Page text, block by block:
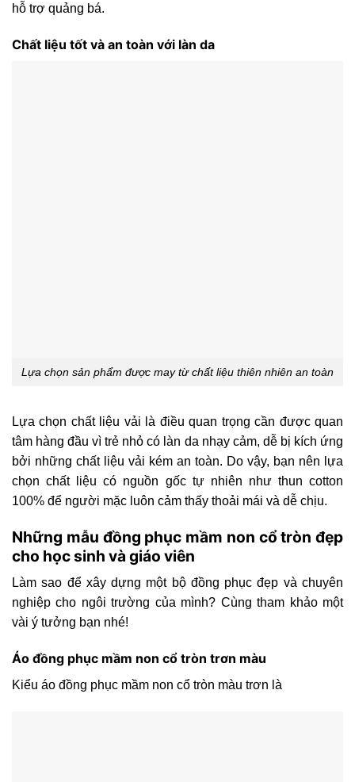
hỗ trợ quảng bá.
Chất liệu tốt và an toàn với làn da
Lựa chọn sản phẩm được may từ chất liệu thiên nhiên an toàn
Lựa chọn chất liệu vải là điều quan trọng cần được quan
tâm hàng đầu vì trẻ nhỏ có làn da nhạy cảm, dễ bị kích ứng
bởi những chất liệu vải kém an toàn. Do vậy, bạn nên lựa
chọn chất liệu có nguồn gốc tự nhiên như thun cotton
100% để người mặc luôn cảm thấy thoải mái và dễ chịu.
Những mẫu đồng phục mầm non cổ tròn đẹp
cho học sinh và giáo viên
Làm sao để xây dựng một bộ đồng phục đẹp và chuyên
nghiệp cho ngôi trường của mình? Cùng tham khảo một
vài ý tưởng bạn nhé!
Áo đồng phục mầm non cổ tròn trơn màu
Kiểu áo đồng phục mầm non cổ tròn màu trơn là